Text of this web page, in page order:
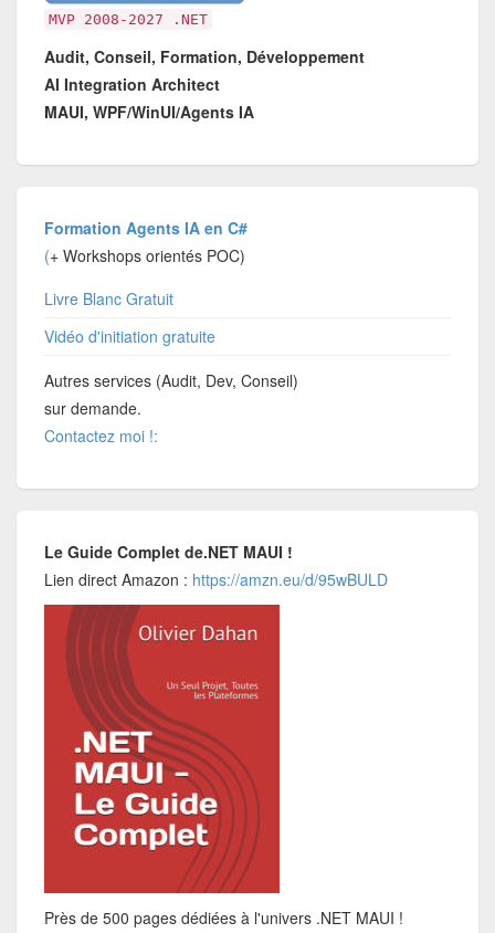
MVP 2008-2027 .NET
Audit, Conseil, Formation, Développement
AI Integration Architect
MAUI, WPF/WinUI/Agents IA
Formation Agents IA en C#
(+ Workshops orientés POC)
Livre Blanc Gratuit
Vidéo d'initiation gratuite
Autres services (Audit, Dev, Conseil)
sur demande.
Contactez moi !:
Le Guide Complet de.NET MAUI !
Lien direct Amazon : https://amzn.eu/d/95wBULD
Près de 500 pages dédiées à l'univers .NET MAUI !